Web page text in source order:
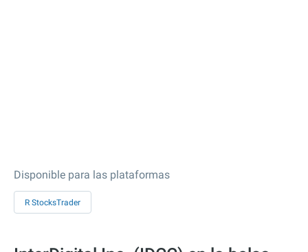
Disponible para las plataformas
R StocksTrader